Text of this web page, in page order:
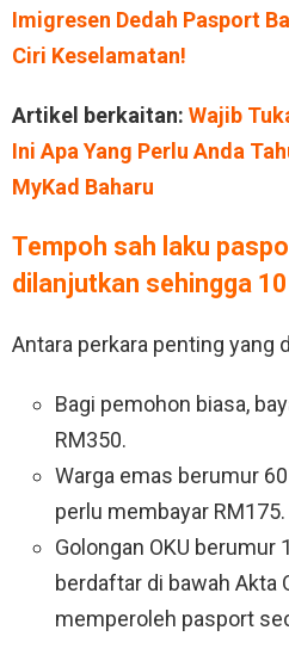
Imigresen Dedah Pasport
Ciri Keselamatan!
Artikel berkaitan: Wajib
Ini Apa Yang Perlu Anda
MyKad Baharu
Tempoh sah laku
dilanjutkan sehingga
Antara perkara penting yang
Bagi pemohon biasa,
RM350.
Warga emas berumur
perlu membayar RM175.
Golongan OKU berumur
berdaftar di bawah Akta
memperoleh pasport